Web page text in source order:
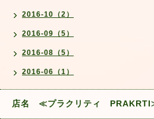
2016-10（2）
2016-09（5）
2016-08（5）
2016-06（1）
店名 ≪プラクリティ